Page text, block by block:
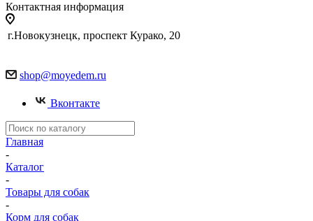
Контактная информация
г.Новокузнецк, проспект Курако, 20
shop@moyedem.ru
Вконтакте
Главная
-
Каталог
-
Товары для собак
-
Корм для собак